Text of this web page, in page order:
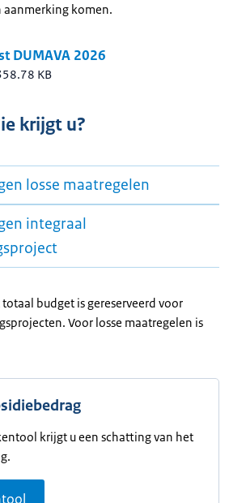
komen.
DUMAVA 2026
KB
krijgt u?
losse maatregelen
integraal
budget is gereserveerd voor
Voor losse maatregelen is
krijgt u een schatting van het